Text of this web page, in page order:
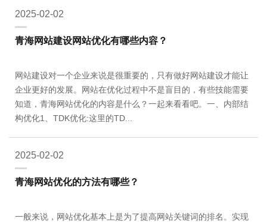
2025-02-02
青海网站建设网站优化有哪些内容？
网站建设对一个企业来说是很重要的，只有做好网站建设才能让
企业更好的发展。网站在优化过程中不是盲目的，有些技能需要
知道，青海网站优化的内容是什么？一起来看看吧。一、内部结
构优化1、TDK优化:这里的TD...
2025-02-02
青海网站优化的方法有哪些？
一般来说，网站优化基本上是为了提高网站关键词的排名。实现